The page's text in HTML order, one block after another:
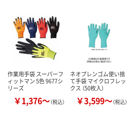
作業用手袋 スーパーフ
ィットマン 5色 9677シ
リーズ
￥1,376～（税込）
ネオプレンゴム使い捨
て手袋 マイクロフレッ
クス （50枚入）
￥3,599～（税込）